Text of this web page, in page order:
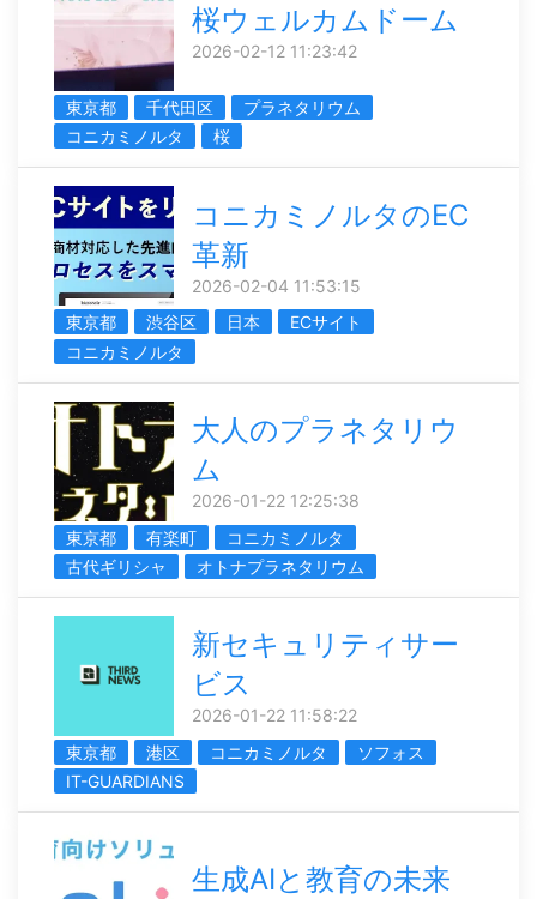
桜ウェルカムドーム
2026-02-12 11:23:42
東京都 千代田区
プラネタリウム
コニカミノルタ
桜
コニカミノルタのEC
革新
2026-02-04 11:53:15
東京都
渋谷区 日本
ECサイト
コニカミノルタ
大人のプラネタリウ
ム
2026-01-22 12:25:38
東京都
有楽町
コニカミノルタ
古代ギリシャ
オトナプラネタリウム
新セキュリティサー
ビス
2026-01-22 11:58:22
東京都
港区 コニカミノルタ
ソフォス
IT-GUARDIANS
生成AIと教育の未来